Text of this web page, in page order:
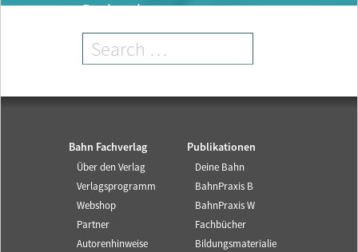
Recherche.
Bahn Fachverlag
Über den Verlag
Verlagsprogramm
Webshop
Partner
Autorenhinweise
Publikationen
Deine Bahn
BahnPraxis B
BahnPraxis W
Fachbücher
Bildungsmaterialie